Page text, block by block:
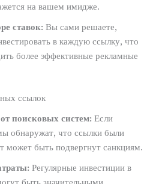
на вашем имидже.
ставок: Вы сами решаете,
в каждую ссылку, что
более эффективные рекламные
ссылок
поисковых систем: Если
обнаружат, что ссылки были
может быть подвергнут санкциям.
Регулярные инвестиции в